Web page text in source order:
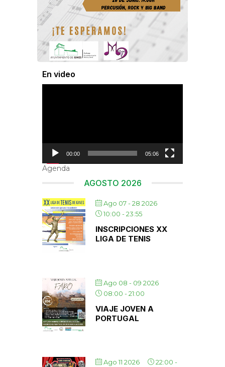
En video
00:00 05:06
Agenda
AGOSTO 2026
Ago 07 - 28 2026
10:00 -23:55
INSCRIPCIONES XX
LIGA DE TENIS
Ago 08 - 09 2026
08:00 -21:00
VIAJE JOVEN A
PORTUGAL
Ago 11 2026 22:00 -